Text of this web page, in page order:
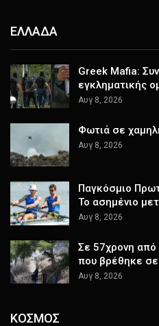
ΕΛΛΑΔΑ
Greek Mafia:
εγκληματικής
Αυγ 8, 2026
Φωτιά σε
Αυγ 8, 2026
Παγκόσμιο
Το ασημένιο
Αυγ 8, 2026
Σε 57χρονη από
που βρέθηκε
Αυγ 8, 2026
ΚΟΣΜΟΣ